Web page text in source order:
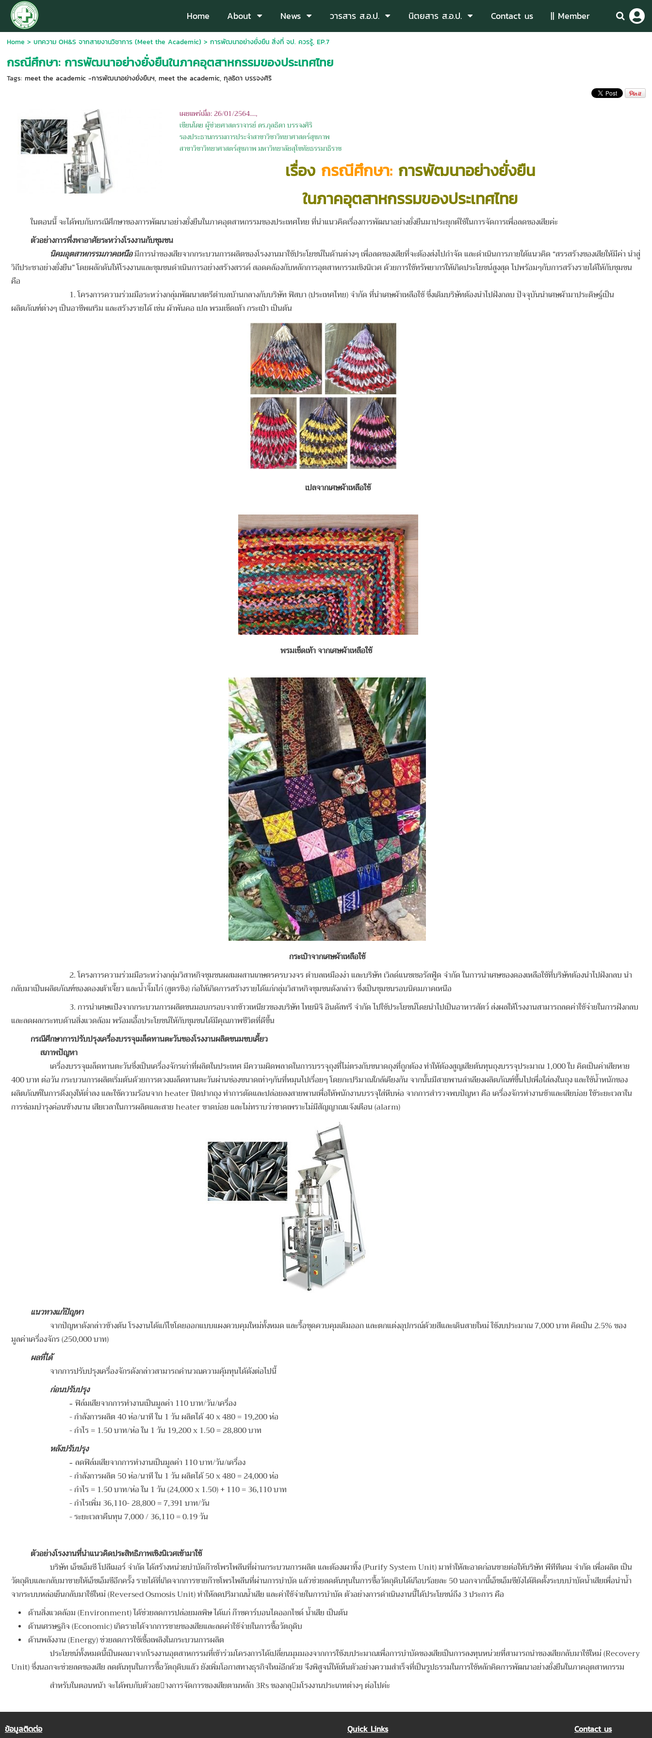
Home About News วารสาร ส.อ.ป. นิตยสาร ส.อ.ป. Contact us || Member
Home > บทความ OH&S จากสายงานวิชาการ (Meet the Academic) > การพัฒนาอย่างยั่งยืน สิ่งที่ จป. ควรรู้, EP.7
กรณีศึกษา: การพัฒนาอย่างยั่งยืนในภาคอุตสาหกรรมของประเทศไทย
Tags: meet the academic -การพัฒนาอย่างยั่งยืนฯ, meet the academic, กุลธิดา บรรจงศิริ
เผยแพร่เมื่อ: 26/01/2564....,
เขียนโดยผู้ช่วยศาสตราจารย์ ดร.กุลธิดา บรรจงศิริ
รองประธานกรรมการประจำสาขาวิชาวิทยาศาสตร์สุขภาพ
สาขาวิชาวิทยาศาสตร์สุขภาพ มหาวิทยาลัยสุโขทัยธรรมาธิราช
เรื่อง กรณีศึกษา:การพัฒนาอย่างยั่งยืน
ในภาคอุตสาหกรรมของประเทศไทย
ในตอนนี้ จะได้พบกับกรณีศึกษาของการพัฒนาอย่างยั่งยืนในภาคอุตสาหกรรมของประเทศไทย ที่นำแนวคิดเรื่องการพัฒนาอย่างยั่งยืนมาประยุกต์ใช้ในการจัดการเพื่อลดของเสียค่ะ
ตัวอย่างการพึ่งพาอาศัยระหว่างโรงงานกับชุมชน
นิคมอุตสาหกรรมภาคเหนือมีการนําของเสียจากกระบวนการผลิตของโรงงานมาใช้ประโยชน์ในด้านต่างๆ เพื่อลดของเสียที่จะต้องส่งไปกําจัด และดําเนินการภายใต้แนวคิด “สรรสร้างของเสียให้มีค่า นําสู่
วิถีประชาอย่างยั่งยืน” โดยผลักดันให้โรงงานและชุมชนดําเนินการอย่างสร้างสรรค์ สอดคล้องกับหลักการอุตสาหกรรมเชิงนิเวศ ด้วยการใช้ทรัพยากรให้เกิดประโยชน์สูงสุด ไปพร้อมๆกับการสร้างรายได้ให้กับชุมชน
คือ
1. โครงการความร่วมมือระหว่างกลุ่มพัฒนาสตรีตําบลบ้านกลางกับบริษัท ฟิสบา (ประเทศไทย) จํากัด ที่นําเศษผ้าเหลือใช้ ซึ่งเดิมบริษัทต้องนําไปฝังกลบ ปัจจุบันนําเศษผ้ามาประดิษฐ์เป็น
ผลิตภัณฑ์ต่างๆ เป็นอาชีพเสริม และสร้างรายได้ เช่น ผ้าพันคอ เปล พรมเช็ดเท้า กระเป๋า เป็นต้น
เปลจากเศษผ้าเหลือใช้
พรมเช็ดเท้า จากเศษผ้าเหลือใช้
กระเป๋าจากเศษผ้าเหลือใช้
2. โครงการความร่วมมือระหว่างกลุ่มวิสาหกิจชุมชนผสมผสานเกษตรครบวงจร ตําบลเหมืองง่า และบริษัท เวิลด์แนชเชอรัลฟู้ด จํากัด ในการนําเศษของดองเหลือใช้ที่บริษัทต้องนําไปฝังกลบ นํา
กลับมาเป็นผลิตภัณฑ์ของดองเต้าเจี้ยว และน้ำจิ้มไก่ (สูตรขิง) ก่อให้เกิดการสร้างรายได้แก่กลุ่มวิสาหกิจชุมชนดังกล่าว ซึ่งเป็นชุมชนรอบนิคมภาคเหนือ
3. การนําเศษแป้งจากกระบวนการผลิตขนมอบกรอบจากข้าวเหนียวของบริษัท ไทยนิจิ อินดัสทรี จํากัด ไปใช้ประโยชน์โดยนําไปเป็นอาหารสัตว์ ส่งผลให้โรงงานสามารถลดค่าใช้จ่ายในการฝังกลบ
และลดผลกระทบด้านสิ่งแวดล้อม พร้อมเอื้อประโยชน์ให้กับชุมชนได้มีคุณภาพชีวิตที่ดีขึ้น
กรณีศึกษาการปรับปรุงเครื่องบรรจุเมล็ดทานตะวันของโรงงานผลิตขนมขบเคี้ยว
สภาพปัญหา
เครื่องบรรจุเมล็ดทานตะวันซึ่งเป็นเครื่องจักรเก่าที่ผลิตในประเทศ มีความผิดพลาดในการบรรจุถุงที่ไม่ตรงกับขนาดถุงที่ถูกต้อง ทําให้ต้องสูญเสียต้นทุนถุงบรรจุประมาณ 1,000 ใบ คิดเป็นค่าเสียหาย
400 บาท ต่อวัน กระบวนการผลิตเริ่มต้นด้วยการตวงเมล็ดทานตะวันผ่านช่องขนาดเท่าๆกันที่หมุนไปเรื่อยๆ โดยกะปริมาณใกล้เคียงกัน จากนั้นมีสายพานลําเลียงผลิตภัณฑ์ขึ้นไปเพื่อใส่ลงในถุง และใช้น้ำหนักของ
ผลิตภัณฑ์ในการดึงถุงให้ต่ำลง และใช้ความร้อนจาก heater ปิดปากถุง ทําการตัดและปล่อยลงสายพานเพื่อให้พนักงานบรรจุใส่หีบห่อ จากการสํารวจพบปัญหา คือ เครื่องจักรทํางานช้าและเสียบ่อย ใช้ระยะเวลาใน
การซ่อมบํารุงค่อนข้างนาน เสียเวลาในการผลิตและสาย heater ขาดบ่อย และไม่ทราบว่าขาดเพราะไม่มีสัญญาณแจ้งเตือน (alarm)
แนวทางแก้ปัญหา
จากปัญหาดังกล่าวข้างต้น โรงงานได้แก้ไขโดยออกแบบแผงควบคุมใหม่ทั้งหมด และรื้อชุดควบคุมเดิมออก และตกแต่งอุปกรณ์ด้วยสีและเดินสายใหม่ ใช้งบประมาณ 7,000 บาท คิดเป็น 2.5% ของ
มูลค่าเครื่องจักร (250,000 บาท)
ผลที่ได้
จากการปรับปรุงเครื่องจักรดังกล่าวสามารถคํานวณความคุ้มทุนได้ดังต่อไปนี้
ก่อนปรับปรุง
-ฟิล์มเสียจากการทำงานเป็นมูลค่า 110 บาท/วัน/เครื่อง
-กำลังการผลิต 40 ห่อ/นาที ใน 1 วัน ผลิตได้ 40 x 480 = 19,200 ห่อ
-กำไร = 1.50 บาท/ห่อ ใน 1 วัน 19,200 x 1.50 = 28,800 บาท
หลังปรับปรุง
-ลดฟิล์มเสียจากการทำงานเป็นมูลค่า 110 บาท/วัน/เครื่อง
-กำลังการผลิต 50 ห่อ/นาที ใน 1 วัน ผลิตได้ 50 x 480 = 24,000 ห่อ
-กำไร = 1.50 บาท/ห่อ ใน 1 วัน (24,000 x 1.50) + 110 = 36,110 บาท
-กำไรเพิ่ม 36,110- 28,800 = 7,391 บาท/วัน
-ระยะเวลาคืนทุน 7,000 / 36,110 = 0.19 วัน
ตัวอย่างโรงงานที่นําแนวคิดประสิทธิภาพเชิงนิเวศเข้ามาใช้
บริษัท เอ็ชเอ็มซี โปลีเมอร์ จํากัด ได้สร้างหน่วยบําบัดก๊าซโพรไพลีนที่ผ่านกระบวนการผลิต และต้องเผาทิ้ง (Purify System Unit) มาทําให้สะอาดก่อนขายต่อให้บริษัท พีทีทีเคม จํากัด เพื่อผลิต เป็น
วัตถุดิบและกลับมาขายให้เอ็ชเอ็มซีอีกครั้ง รายได้ที่เกิดจากการขายก๊าซโพรไพลีนที่ผ่านการบําบัด แล้วช่วยลดต้นทุนในการซื้อวัตถุดิบได้เกือบร้อยละ 50 นอกจากนี้เอ็ชเอ็มซียังได้ติดตั้งระบบบําบัดน้ำเสียเพื่อนําน้ำ
จากระบบหล่อเย็นกลับมาใช้ใหม่ (Reversed Osmosis Unit) ทําให้ลดปริมาณน้ำเสีย และค่าใช้จ่ายในการบําบัด ตัวอย่างการดําเนินงานนี้ได้ประโยชน์ถึง 3 ประการ คือ
ด้านสิ่งแวดล้อม (Environment) ได้ช่วยลดการปล่อยมลพิษ ได้แก่ ก๊าซคาร์บอนไดออกไซด์ น้ำเสีย เป็นต้น
ด้านเศรษฐกิจ (Economic) เกิดรายได้จากการขายของเสียและลดค่าใช้จ่ายในการซื้อวัตถุดิบ
ด้านพลังงาน (Energy) ช่วยลดการใช้เชื้อเพลิงในกระบวนการผลิต
ประโยชน์ทั้งหมดนี้เป็นผลมาจากโรงงานอุตสาหกรรมที่เข้าร่วมโครงการได้เปลี่ยนมุมมองจากการใช้งบประมาณเพื่อการบําบัดของเสียเป็นการลงทุนหน่วยที่สามารถนําของเสียกลับมาใช้ใหม่ (Recovery
Unit) ซึ่งนอกจะช่วยลดของเสีย ลดต้นทุนในการซื้อวัตถุดิบแล้ว ยังเพิ่มโอกาสทางธุรกิจใหม่อีกด้วย จึงพิสูจน์ให้เห็นตัวอย่างความสําเร็จที่เป็นรูปธรรมในการใช้หลักคิดการพัฒนาอย่างยั่งยืนในภาคอุตสาหกรรม
สำหรับในตอนหน้า จะได้พบกับตัวอยางการจัดการของเสียตามหลัก 3Rs ของกลุมโรงงานประเภทต่างๆ ต่อไปค่ะ
ข้อมูลติดต่อ Quick Links Contact us